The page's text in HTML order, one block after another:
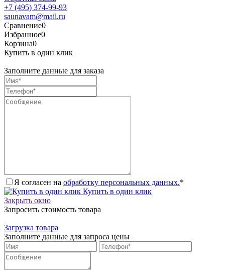
+7 (495) 374-99-93
saunavam@mail.ru
Сравнение0
Избранное0
Корзина0
Купить в один клик
Заполните данные для заказа
Я согласен на обработку персональных данных.*
Купить в один клик
Закрыть окно
Запросить стоимость товара
Загрузка товара
Заполните данные для запроса цены